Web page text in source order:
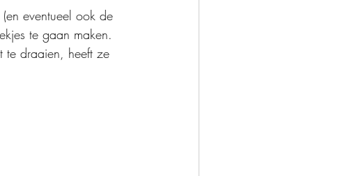
eventueel ook de
te gaan maken.
te draaien, heeft ze